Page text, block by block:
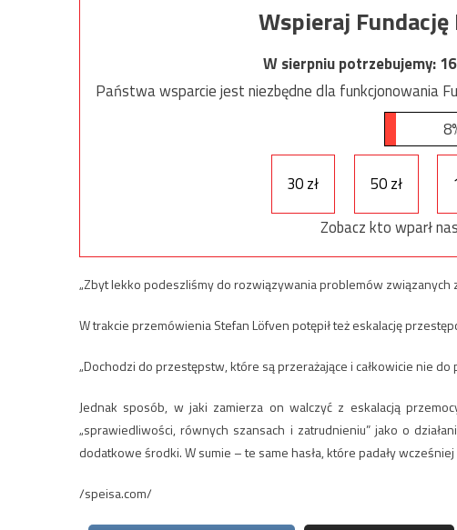
Wspieraj
W sierpniu potrzebujemy:
Państwa wsparcie jest niezbędne dla funkcjonowania
30 zł 50 zł
Zobacz kto wparł
„Zbyt lekko podeszliśmy do rozwiązywania problemów związanych
W trakcie przemówienia Stefan Löfven potępił też eskalację
„Dochodzi do przestępstw, które są przerażające i całkowicie nie do
Jednak sposób, w jaki zamierza on walczyć z eskalacją
„sprawiedliwości, równych szansach i zatrudnieniu” jako o
dodatkowe środki. W sumie – te same hasła, które padały
/speisa.com/